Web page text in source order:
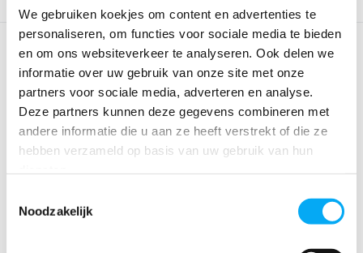
We gebruiken koekjes om content en advertenties te
personaliseren, om functies voor sociale media te bieden
en om ons websiteverkeer te analyseren. Ook delen we
informatie over uw gebruik van onze site met onze
partners voor sociale media, adverteren en analyse.
Deze partners kunnen deze gegevens combineren met
andere informatie die u aan ze heeft verstrekt of die ze
hebben verzameld op basis van uw gebruik van hun
Noodzakelijk
Klik voor voorraad info
Klik voor voorraad info